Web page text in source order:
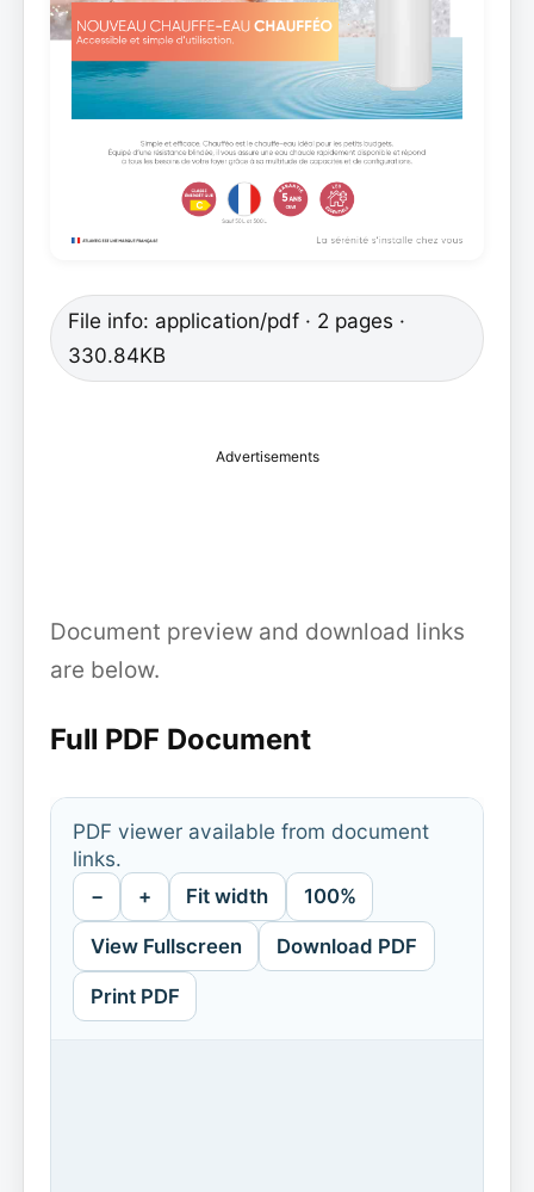
File info: application/pdf · 2 pages ·
330.84KB
Advertisements
Document preview and download links
are below.
Full PDF Document
PDF viewer available from document
links.
− + Fit width 100%
View Fullscreen Download PDF
Print PDF